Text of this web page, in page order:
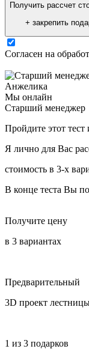
Получить рассчет
+ закрепить
Согласен на
Анжелика
Мы онлайн
Старший менеджер
Пройдите этот тест
Я лично для Вас
стоимость в 3-х
В конце теста Вы
Получите цену
в 3 вариантах
Предварительный
3D проект
1 из 3 подарков